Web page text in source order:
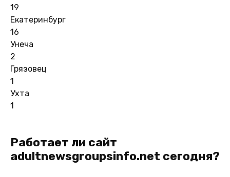
19
Екатеринбург
16
Унеча
2
Грязовец
1
Ухта
1
Работает ли сайт
adultnewsgroupsinfo.net сегодня?